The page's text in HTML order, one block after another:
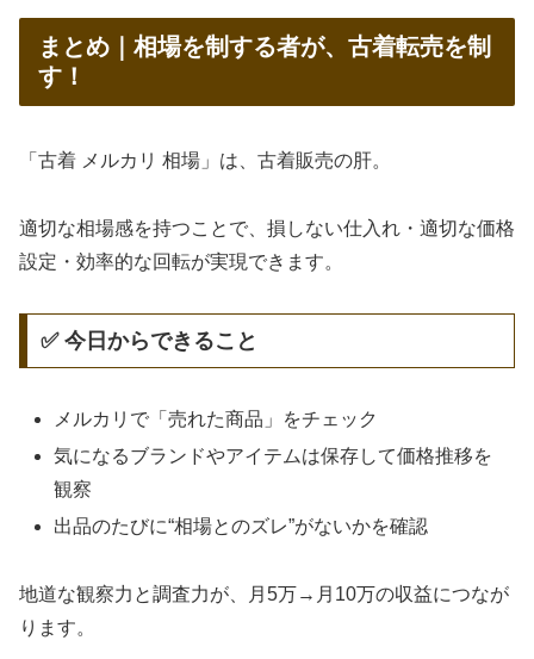
まとめ｜相場を制する者が、古着転売を制
す！
「古着 メルカリ 相場」は、古着販売の肝。
適切な相場感を持つことで、損しない仕入れ・適切な価格
設定・効率的な回転が実現できます。
✅ 今日からできること
メルカリで「売れた商品」をチェック
気になるブランドやアイテムは保存して価格推移を
観察
出品のたびに“相場とのズレ”がないかを確認
地道な観察力と調査力が、月5万→月10万の収益につなが
ります。